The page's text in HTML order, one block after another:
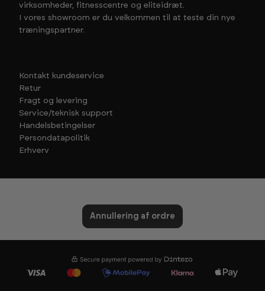
virksomheder, fitnesscentre og eliteidræt.
I vores showroom er du velkommen til at teste din nye
træningspartner.
Kontakt kundeservice
Retur
Fragt og levering
Service/teknisk support
Handelsbetingelser
Persondatapolitik
Erhverv
Annullering af ordre